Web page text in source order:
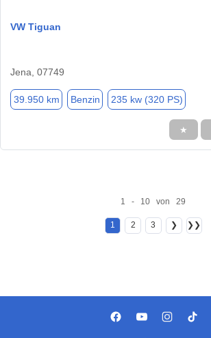
VW Tiguan
Jena, 07749
39.950 km Benzin 235 kw (320 PS)
★
1 - 10 von 29
1 2 3 ❯ ❯❯